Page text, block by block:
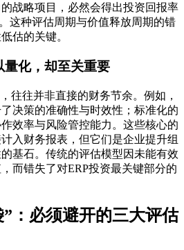
战略项目，必然会得出投资回报率
这种评估周期与价值释放周期的错
估的关键。
量化，却至关重要
往往并非直接的财务节余。例如，
决策的准确性与时效性；标准化的
效率与风险管控能力。这些核心的
入财务报表，但它们是企业提升组
基石。传统的评估模型因未能有效
而错失了对ERP投资最关键部分的
：必须避开的三大评估